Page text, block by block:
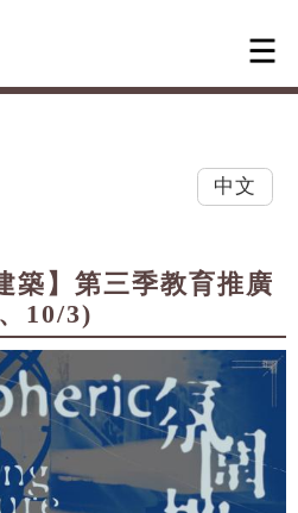
中文
築】第三季教育推廣
10/3)